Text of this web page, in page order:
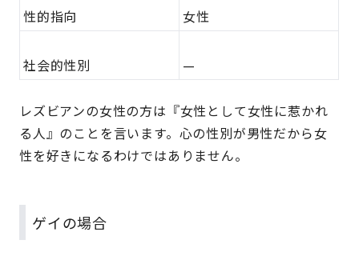
性的指向 女性
社会的性別 —
レズビアンの女性の方は『女性として女性に惹かれ
る人』のことを言います。心の性別が男性だから女
性を好きになるわけではありません。
ゲイの場合